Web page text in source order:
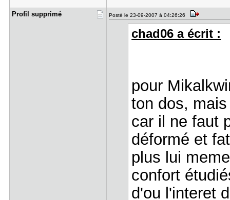
Profil sup​primé Posté le 23-09-2007 à 04:26:26
chad06 a écrit :
pour
ton dos,
car il ne faut
déformé et
plus lui
confort
d'ou l'interet